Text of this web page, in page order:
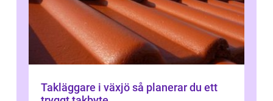
Takläggare i växjö så planerar du ett